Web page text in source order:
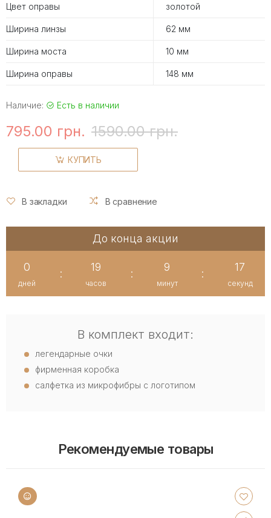
Цвет оправы золотой
Ширина линзы 62 мм
Ширина моста 10 мм
Ширина оправы 148 мм
Наличие: Есть в наличии
795.00 грн. 1590.00 грн.
КУПИТЬ
В закладки В сравнение
До конца акции
0
дней
:
19
часов
:
9
минут
:
16
секунд
В комплект входит:
легендарные очки
фирменная коробка
салфетка из микрофибры с логотипом
Рекомендуемые товары